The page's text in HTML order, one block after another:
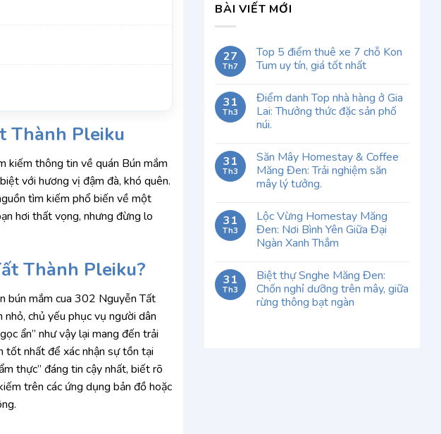
Thành Pleiku
kiếm thông tin về quán Bún mắm
với hương vị đậm đà, khó quên.
tìm kiếm phổ biến về một
hơi thất vọng, nhưng đừng lo
Thành Pleiku?
bún mắm cua 302 Nguyễn Tất
chủ yếu phục vụ người dân
ẩn” như vậy lại mang đến trải
tốt nhất để xác nhận sự tồn tại
thực” đáng tin cậy nhất, biết rõ
trên các ứng dụng bản đồ hoặc
BÀI VIẾT MỚI
27
Th7
Top 5 điểm thuê xe 7 chỗ Kon
Tum uy tín, giá tốt nhất
31
Th3
Điểm danh Top nhà hàng ở Gia
Lai: Thưởng thức đặc sản phố
núi.
31
Th3
Săn Mây Homestay & Coffee
Măng Đen: Trải nghiệm săn
mây lý tưởng.
31
Th3
Lộc Vừng Homestay Măng
Đen: Nơi Bình Yên Giữa Đại
Ngàn Xanh Thẳm
31
Th3
Biệt thự Snghe Măng Đen:
Chốn nghỉ dưỡng trên mây, giữa
rừng thông bạt ngàn